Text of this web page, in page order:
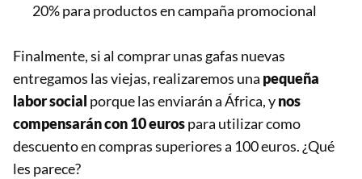
20% para productos en campaña promocional
Finalmente, si al comprar unas gafas nuevas
entregamos las viejas, realizaremos una pequeña
labor social porque las enviarán a África, ynos
compensarán con 10 eurospara utilizar como
descuento en compras superiores a 100 euros. ¿Qué
les parece?